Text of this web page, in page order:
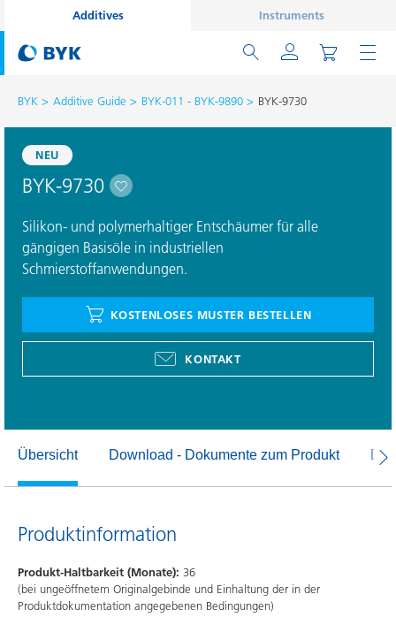
Additives Instruments
BYK Additive Guide BYK-011 - BYK-9890 BYK-9730
NEU
BYK-9730
Silikon- und polymerhaltiger Entschäumer für alle
gängigen Basisöle in industriellen
Schmierstoffanwendungen.
KOSTENLOSES MUSTER BESTELLEN
KONTAKT
Übersicht Download - Dokumente zum Produkt
Produktinformation
Produkt-Haltbarkeit (Monate): 36
(bei ungeöffnetem Originalgebinde und Einhaltung der in der
Produktdokumentation angegebenen Bedingungen)